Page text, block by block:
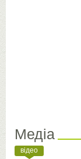
Медіа
відео